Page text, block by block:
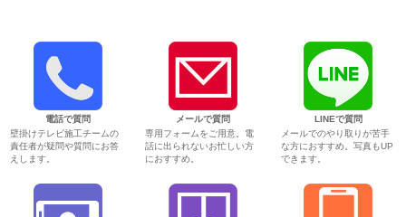
電話で質問
壁掛けテレビ施工チームの
責任者が疑問や質問にお答
えします。
メールで質問
専用フォームをご用意。電
話に出られないお忙しい方
におすすめ。
LINEで質問
メールでのやり取りが苦手
な方におすすめ。写真もUP
できます。